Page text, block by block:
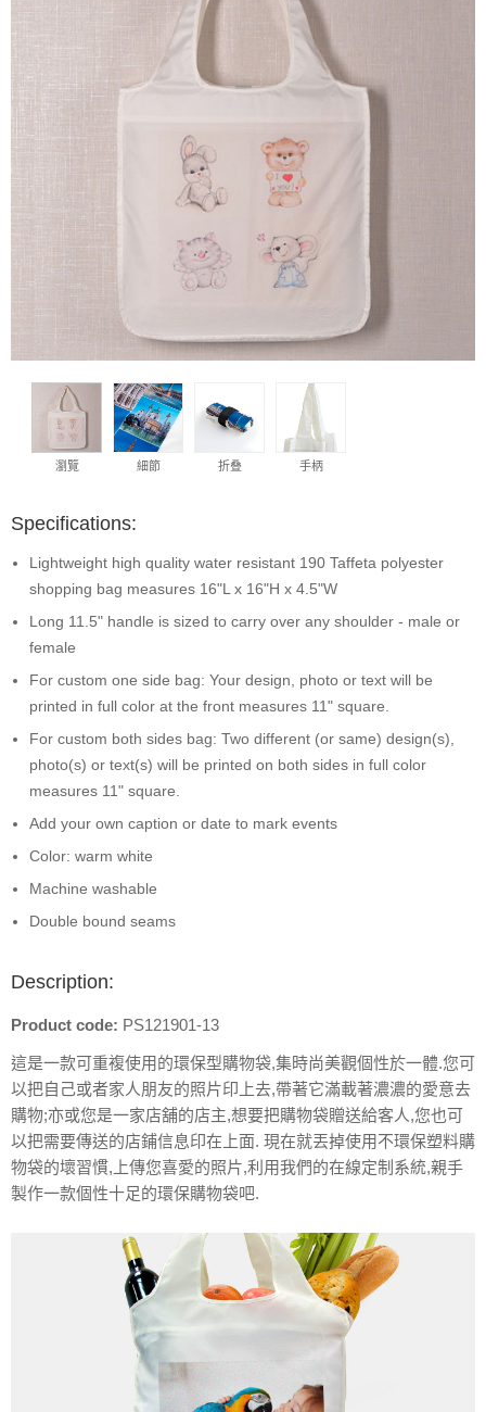
瀏覽 細節 折叠 手柄
Specifications:
Lightweight high quality water resistant 190 Taffeta polyester
shopping bag measures 16"L x 16"H x 4.5"W
Long 11.5" handle is sized to carry over any shoulder - male or
female
For custom one side bag: Your design, photo or text will be
printed in full color at the front measures 11" square.
For custom both sides bag: Two different (or same) design(s),
photo(s) or text(s) will be printed on both sides in full color
measures 11" square.
Add your own caption or date to mark events
Color: warm white
Machine washable
Double bound seams
Description:
Product code: PS121901-13
這是一款可重複使用的環保型購物袋,集時尚美觀個性於一體.您可
以把自己或者家人朋友的照片印上去,帶著它滿載著濃濃的愛意去
購物;亦或您是一家店舖的店主,想要把購物袋贈送給客人,您也可
以把需要傳送的店鋪信息印在上面. 現在就丟掉使用不環保塑料購
物袋的壞習慣,上傳您喜愛的照片,利用我們的在線定制系統,親手
製作一款個性十足的環保購物袋吧.